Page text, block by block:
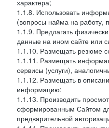
характера;
1.1.8. Использовать
(вопросы найма на работу,
1.1.9. Предлагать
данные на ином сайте или
1.1.10. Размещать резюме
1.1.11. Размещать
сервисы (услуги),
1.1.12. Размещать в
информацию;
1.1.13. Производить
сформированным Сайтом
предварительной